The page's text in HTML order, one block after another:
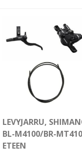
LEVYJARRU,
BL-M4100/BR-MT410
ETEEN